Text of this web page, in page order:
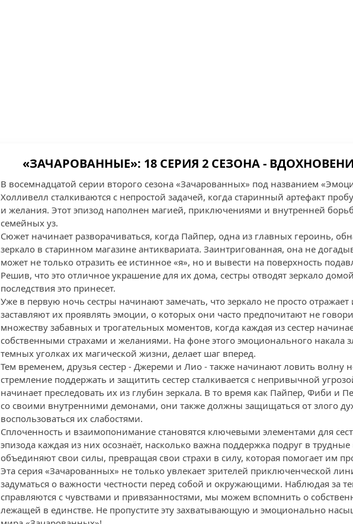
«ЗАЧАРОВАННЫЕ»: 18 СЕРИЯ 2 СЕЗОНА -
В восемнадцатой серии второго сезона «Зачарованных» под названием
Холливелл сталкиваются с непростой задачей, когда старинный артефакт
и желания. Этот эпизод наполнен магией, приключениями и внутренней
семейных уз.
Сюжет начинает разворачиваться, когда Пайпер, одна из главных героинь,
зеркало в старинном магазине антиквариата. Заинтригованная, она не
может не только отразить ее истинное «я», но и вывести на поверхность
Решив, что это отличное украшение для их дома, сестры отводят зеркало
последствия это принесет.
Уже в первую ночь сестры начинают замечать, что зеркало не просто
заставляют их проявлять эмоции, о которых они часто предпочитают не
множеству забавных и трогательных моментов, когда каждая из сестер
собственными страхами и желаниями. На фоне этого эмоционального накала
темных уголках их магической жизни, делает шаг вперед.
Тем временем, друзья сестер - Джереми и Лио - также начинают ловить
стремление поддержать и защитить сестер сталкивается с непривычной
начинает преследовать их из глубин зеркала. В то время как Пайпер, Фиби и
со своими внутренними демонами, они также должны защищаться от злого
воспользоваться их слабостями.
Сплоченность и взаимопонимание становятся ключевыми элементами для
эпизода каждая из них осознаёт, насколько важна поддержка подруг в
объединяют свои силы, превращая свои страхи в силу, которая помогает им
Эта серия «Зачарованных» не только увлекает зрителей приключенческой
задуматься о важности честности перед собой и окружающими. Наблюдая за
справляются с чувствами и привязанностями, мы можем вспомнить о
лежащей в единстве. Не пропустите эту захватывающую и эмоционально